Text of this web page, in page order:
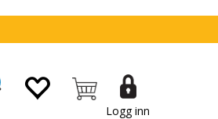
Logg inn